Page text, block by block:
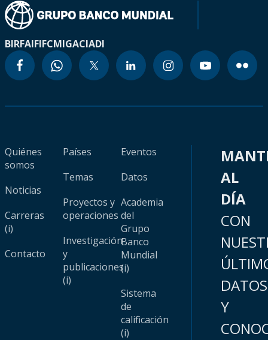
BIRFAIFIFCMIGACIADI
Quiénes
somos
Noticias
Carreras
(i)
Contacto
Países
Temas
Proyectos y
operaciones
Investigación
y
publicaciones
(i)
Eventos
Datos
Academia
del
Grupo
Banco
Mundial
(i)
Sistema
de
calificación
(i)
AL
DÍA
CON
DATOS
Y